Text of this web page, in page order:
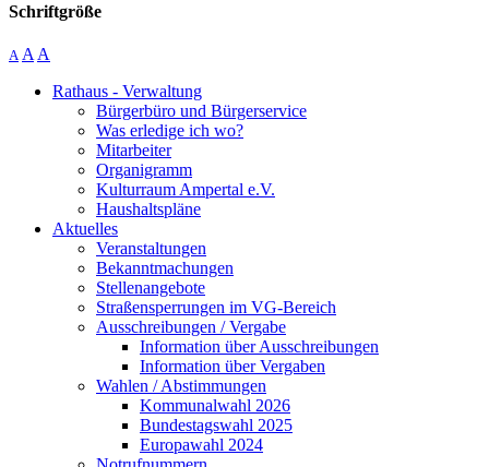
Schriftgröße
A A A
Rathaus - Verwaltung
Bürgerbüro und Bürgerservice
Was erledige ich wo?
Mitarbeiter
Organigramm
Kulturraum Ampertal e.V.
Haushaltspläne
Aktuelles
Veranstaltungen
Bekanntmachungen
Stellenangebote
Straßensperrungen im VG-Bereich
Ausschreibungen / Vergabe
Information über Ausschreibungen
Information über Vergaben
Wahlen / Abstimmungen
Kommunalwahl 2026
Bundestagswahl 2025
Europawahl 2024